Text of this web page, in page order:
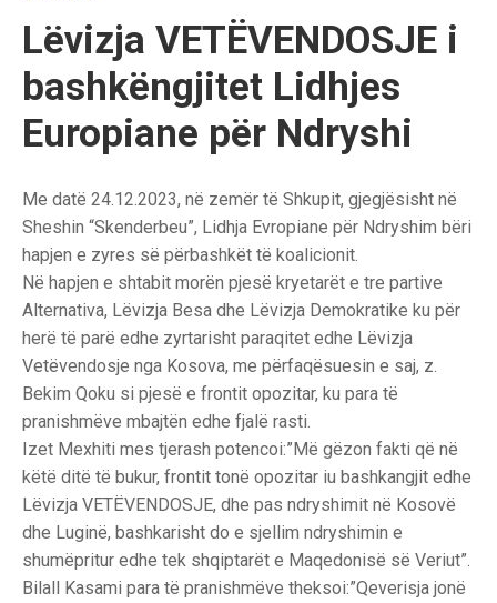
KONTAKTO
Lëvizja VETËVENDOSJE i
bashkëngjitet Lidhjes
Europiane për Ndryshi
Me datë 24.12.2023, në zemër të Shkupit, gjegjësisht në
Sheshin “Skenderbeu”, Lidhja Evropiane për Ndryshim bëri
hapjen e zyres së përbashkët të koalicionit.
Në hapjen e shtabit morën pjesë kryetarët e tre partive
Alternativa, Lëvizja Besa dhe Lëvizja Demokratike ku për
herë të parë edhe zyrtarisht paraqitet edhe Lëvizja
Vetëvendosje nga Kosova, me përfaqësuesin e saj, z.
Bekim Qoku si pjesë e frontit opozitar, ku para të
pranishmëve mbajtën edhe fjalë rasti.
Izet Mexhiti mes tjerash potencoi:”Më gëzon fakti që në
këtë ditë të bukur, frontit tonë opozitar iu bashkangjit edhe
Lëvizja VETËVENDOSJE, dhe pas ndryshimit në Kosovë
dhe Luginë, bashkarisht do e sjellim ndryshimin e
shumëpritur edhe tek shqiptarët e Maqedonisë së Veriut”.
Bilall Kasami para të pranishmëve theksoi:”Qeverisja jonë